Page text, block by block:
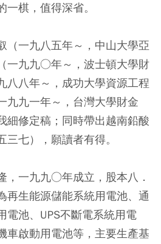
棋，值得深省。
（一九八五年～，中山大學亞
一九九○年～，波士頓大學財
八八年～，成功大學資源工程
九九一年～，台灣大學財金
細修定稿；同時帶出越南鉛酸
七），願讀者有得。
，一九九○年成立，股本八．
再生能源儲能系統用電池、通
電池、UPS不斷電系統用電
車啟動用電池等，主要生產基